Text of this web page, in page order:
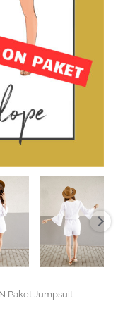
Paket Jumpsuit